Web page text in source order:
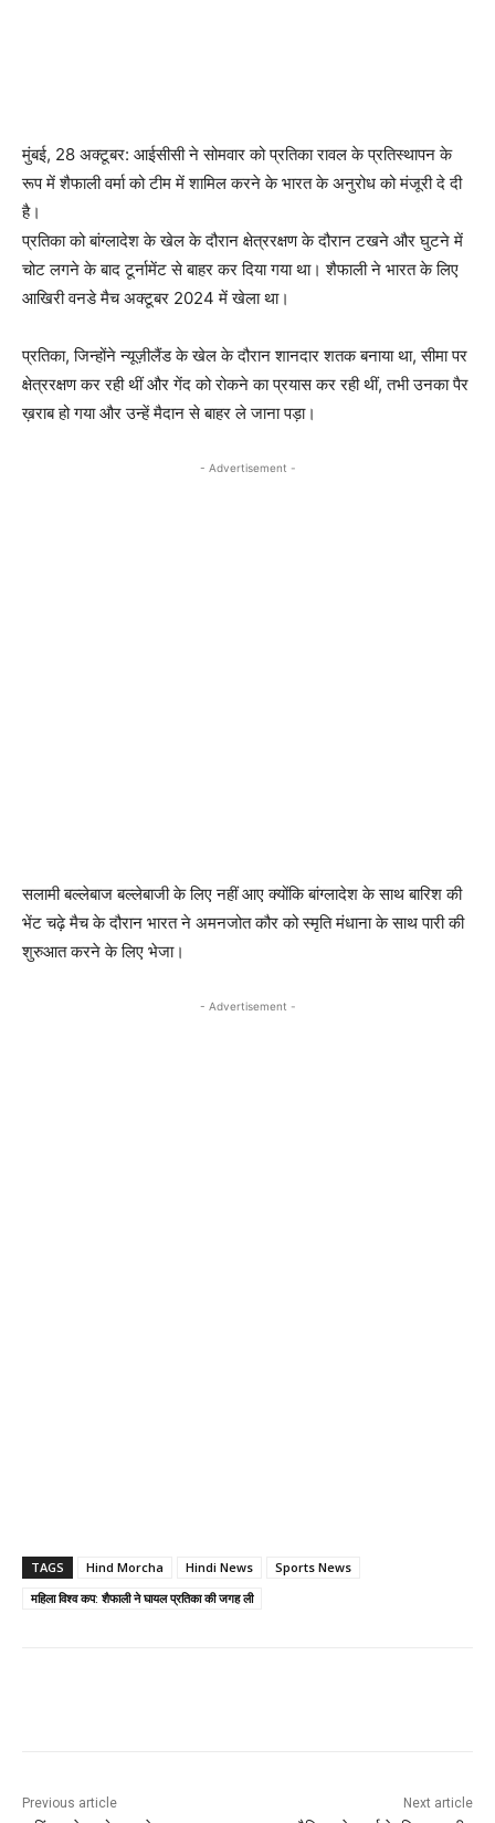
मुंबई, 28 अक्टूबर: आईसीसी ने सोमवार को प्रतिका रावल के प्रतिस्थापन के
रूप में शैफाली वर्मा को टीम में शामिल करने के भारत के अनुरोध को मंजूरी दे दी
है।
प्रतिका को बांग्लादेश के खेल के दौरान क्षेत्ररक्षण के दौरान टखने और घुटने में
चोट लगने के बाद टूर्नामेंट से बाहर कर दिया गया था। शैफाली ने भारत के लिए
आखिरी वनडे मैच अक्टूबर 2024 में खेला था।
प्रतिका, जिन्होंने न्यूज़ीलैंड के खेल के दौरान शानदार शतक बनाया था, सीमा पर
क्षेत्ररक्षण कर रही थीं और गेंद को रोकने का प्रयास कर रही थीं, तभी उनका पैर
ख़राब हो गया और उन्हें मैदान से बाहर ले जाना पड़ा।
- Advertisement -
सलामी बल्लेबाज बल्लेबाजी के लिए नहीं आए क्योंकि बांग्लादेश के साथ बारिश की
भेंट चढ़े मैच के दौरान भारत ने अमनजोत कौर को स्मृति मंधाना के साथ पारी की
शुरुआत करने के लिए भेजा।
- Advertisement -
TAGS Hind Morcha Hindi News
Sports News
महिला विश्व कप: शैफाली ने घायल प्रतिका की जगह ली
Previous article Next article